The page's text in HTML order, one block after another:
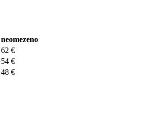
neomezeno
62 €
54 €
48 €